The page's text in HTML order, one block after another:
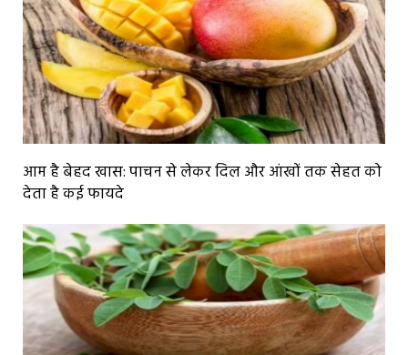
आम है बेहद खास: पाचन से लेकर दिल और आंखों तक सेहत को
देता है कई फायदे